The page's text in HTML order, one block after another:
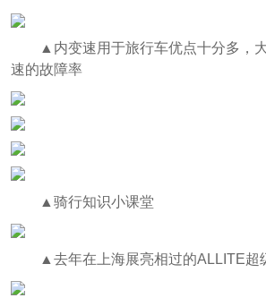
▲内变速用于旅行车优点十分多，
速的故障率
▲骑行知识小课堂
▲去年在上海展亮相过的ALLITE超